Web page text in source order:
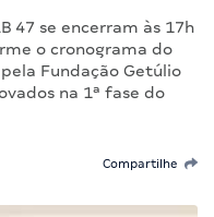
47 se encerram às 17h
o cronograma do
Fundação Getúlio
na 1ª fase do
Compartilhe